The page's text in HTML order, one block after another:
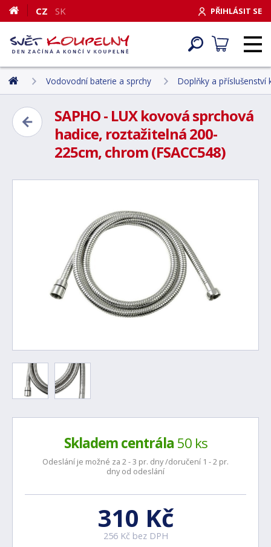
PŘIHLÁSIT SE
CZ SK
Vodovodní baterie a sprchy Doplňky a příslušenství
SAPHO - LUX kovová sprchová
hadice, roztažitelná 200-
225cm, chrom (FSACC548)
Skladem centrála 50 ks
Odeslání je možné za 2 - 3 pr. dny /doručení 1 - 2 pr.
dny od odeslání
310 Kč
256 Kč bez DPH